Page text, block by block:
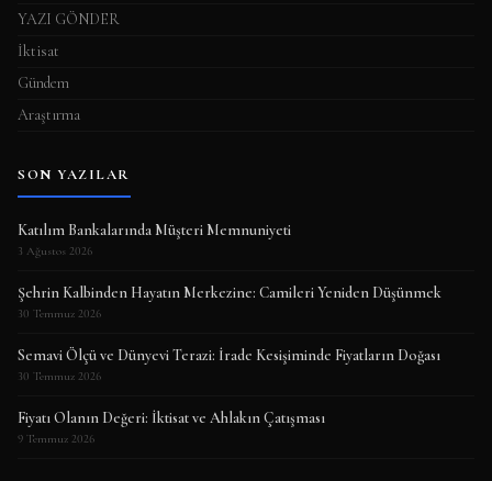
YAZI GÖNDER
İktisat
Gündem
Araştırma
SON YAZILAR
Katılım Bankalarında Müşteri Memnuniyeti
3 Ağustos 2026
Şehrin Kalbinden Hayatın Merkezine: Camileri Yeniden Düşünmek
30 Temmuz 2026
Semavi Ölçü ve Dünyevi Terazi: İrade Kesişiminde Fiyatların Doğası
30 Temmuz 2026
Fiyatı Olanın Değeri: İktisat ve Ahlakın Çatışması
9 Temmuz 2026